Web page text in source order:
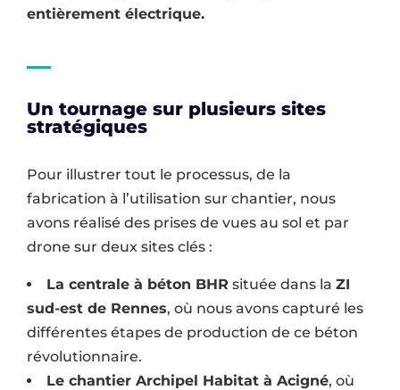
entièrement électrique.
Un tournage sur plusieurs sites
stratégiques
Pour illustrer tout le processus, de la
fabrication à l’utilisation sur chantier, nous
avons réalisé des prises de vues au sol et par
drone sur deux sites clés :
La centrale à béton BHR située dans la ZI
sud-est de Rennes, où nous avons capturé les
différentes étapes de production de ce béton
révolutionnaire.
Le chantier Archipel Habitat à Acigné, où